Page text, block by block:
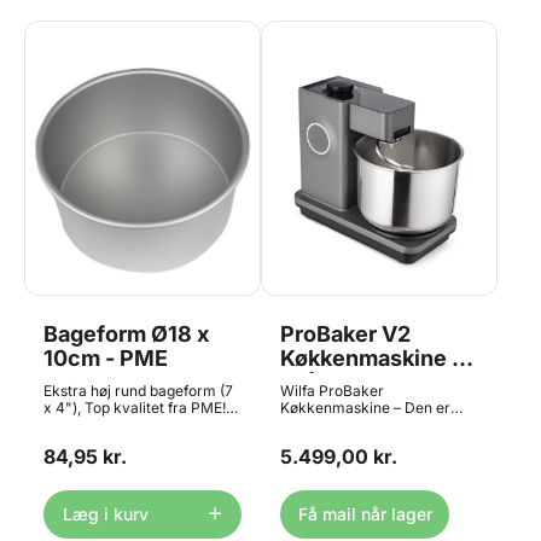
Bageform Ø18 x
10cm - PME
Ekstra høj rund bageform (7
x 4"), Top kvalitet fra PME!
bradepande af ekstra tyk
varmefordeling. Ikke egnet
til opvaskemaskine.
https://youtu.be/hzBAHinT5VA
84,95 kr.
Læg i kurv
ProBaker V2
Køkkenmaskine -
Grå/Sølv, Wilfa
Wilfa ProBaker
Køkkenmaskine – Den er
fabriksgaranti på motor! Ny
med den nye rustfri stålkrog
for endnu bedre ælteresultat
ProBaker leverer optimale
5.499,00 kr.
Få mail når lager